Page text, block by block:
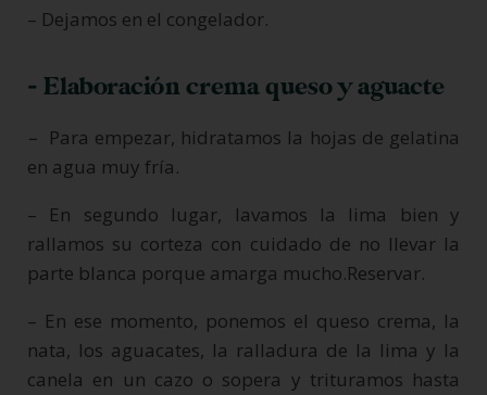
– Dejamos en el congelador.
- Elaboración crema queso y aguacte
– Para empezar, hidratamos la hojas de gelatina
en agua muy fría.
– En segundo lugar, lavamos la lima bien y
rallamos su corteza con cuidado de no llevar la
parte blanca porque amarga mucho.Reservar.
– En ese momento, ponemos el queso crema, la
nata, los aguacates, la ralladura de la lima y la
canela en un cazo o sopera y trituramos hasta